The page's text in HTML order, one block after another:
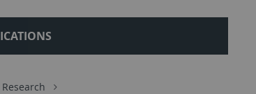
Research